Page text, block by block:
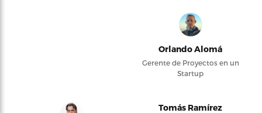
Orlando Alomá
Gerente de Proyectos en un
Startup
Tomás Ramírez